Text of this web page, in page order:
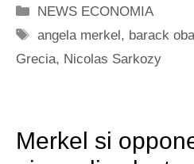
Categorie
NEWS ECONOMIA
Tag
angela merkel, barack
Grecia, Nicolas Sarkozy
Merkel si